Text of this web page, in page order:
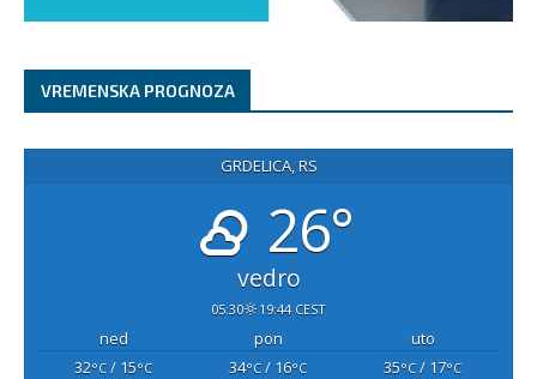
VREMENSKA PROGNOZA
GRDELICA, RS
26°
vedro
05:30 19:44 CEST
ned pon
uto
32°C / 15°C 34°C / 16°C 35°C / 17°C